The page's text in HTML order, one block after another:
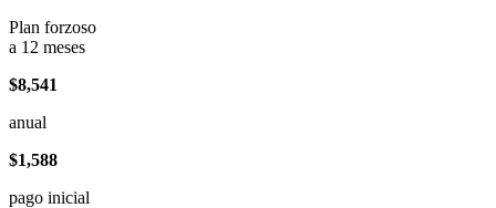
Plan forzoso
a 12 meses
$8,541
anual
$1,588
pago inicial